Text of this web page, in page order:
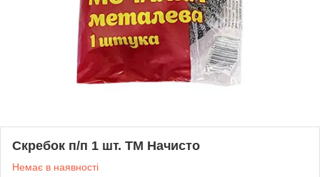
Скребок п/п 1 шт. ТМ Начисто
Немає в наявності